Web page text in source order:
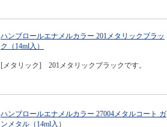
ハンブロールエナメルカラー 201メタリックブラッ
ク（14ml入）
[メタリック] 201メタリックブラックです。
ハンブロールエナメルカラー 27004メタルコート ガ
ンメタル（14ml入）